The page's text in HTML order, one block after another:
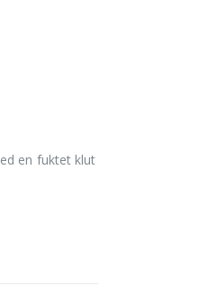
en fuktet klut